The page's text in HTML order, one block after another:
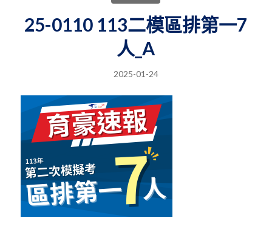
25-0110 113二模區排第一7
人_A
2025-01-24